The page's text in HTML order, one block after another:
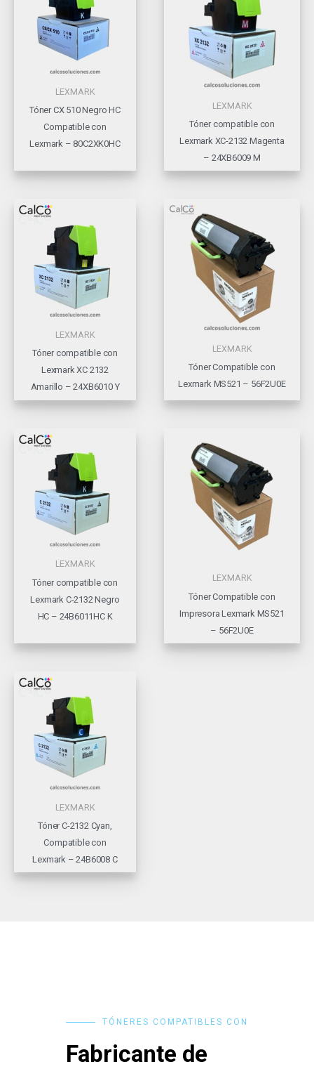
LEXMARK
Tóner CX 510 Negro HC
Compatible con
Lexmark – 80C2XK0HC
LEXMARK
Tóner compatible con
Lexmark XC-2132 Magenta
– 24XB6009 M
LEXMARK
Tóner compatible con
Lexmark XC 2132
Amarillo – 24XB6010 Y
LEXMARK
Tóner Compatible con
Lexmark MS521 – 56F2U0E
LEXMARK
Tóner compatible con
Lexmark C-2132 Negro
HC – 24B6011HC K
LEXMARK
Tóner Compatible con
Impresora Lexmark MS521
– 56F2U0E
LEXMARK
Tóner C-2132 Cyan,
Compatible con
Lexmark – 24B6008 C
TÓNERES COMPATIBLES CON
Fabricante de